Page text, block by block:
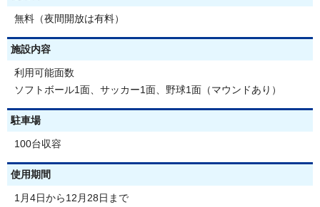
無料（夜間開放は有料）
施設内容
利用可能面数
ソフトボール1面、サッカー1面、野球1面（マウンドあり）
駐車場
100台収容
使用期間
1月4日から12月28日まで